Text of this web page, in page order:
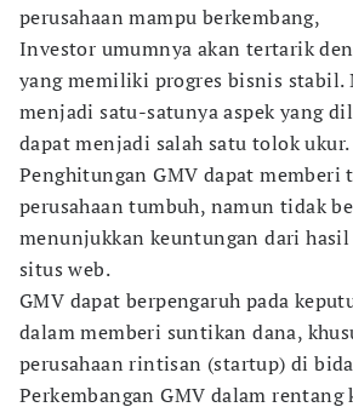
perusahaan mampu berkembang,
Investor umumnya akan tertarik
yang memiliki progres bisnis stabil.
menjadi satu-satunya aspek yang
dapat menjadi salah satu tolok ukur.
Penghitungan GMV dapat memberi
perusahaan tumbuh, namun tidak
menunjukkan keuntungan dari
situs web.
GMV dapat berpengaruh pada
dalam memberi suntikan dana,
perusahaan rintisan (startup) di
Perkembangan GMV dalam